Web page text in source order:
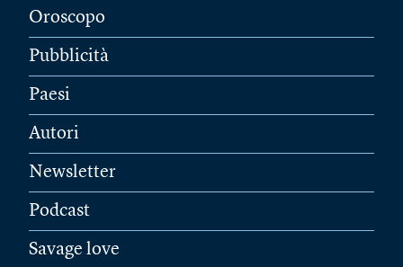
Oroscopo
Pubblicità
Paesi
Autori
Newsletter
Podcast
Savage love